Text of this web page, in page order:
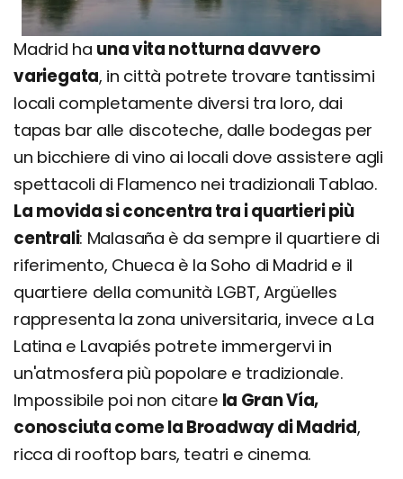
Madrid ha una vita notturna davvero
variegata, in città potrete trovare tantissimi
locali completamente diversi tra loro, dai
tapas bar alle discoteche, dalle bodegas per
un bicchiere di vino ai locali dove assistere agli
spettacoli di Flamenco nei tradizionali Tablao.
La movida si concentra tra i quartieri più
centrali: Malasaña è da sempre il quartiere di
riferimento, Chueca è la Soho di Madrid e il
quartiere della comunità LGBT, Argüelles
rappresenta la zona universitaria, invece a La
Latina e Lavapiés potrete immergervi in
un'atmosfera più popolare e tradizionale.
Impossibile poi non citare la Gran Vía,
conosciuta come la Broadway di Madrid,
ricca di rooftop bars, teatri e cinema.